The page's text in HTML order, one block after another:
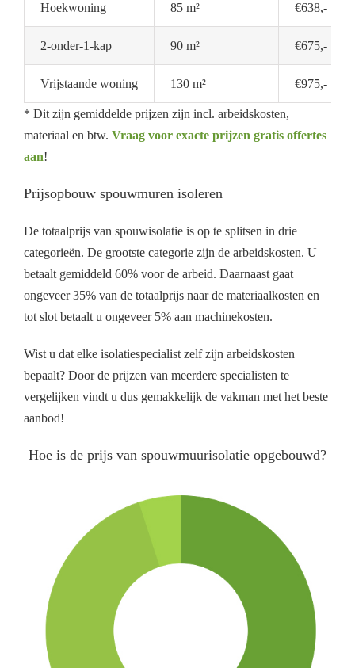
Hoekwoning 85 m² €638,-
2-onder-1-kap 90 m² €675,-
Vrijstaande woning 130 m² €975,-
* Dit zijn gemiddelde prijzen zijn incl. arbeidskosten,
materiaal en btw. Vraag voor exacte prijzen gratis offertes
aan!
Prijsopbouw spouwmuren isoleren
De totaalprijs van spouwisolatie is op te splitsen in drie
categorieën. De grootste categorie zijn de arbeidskosten. U
betaalt gemiddeld 60% voor de arbeid. Daarnaast gaat
ongeveer 35% van de totaalprijs naar de materiaalkosten en
tot slot betaalt u ongeveer 5% aan machinekosten.
Wist u dat elke isolatiespecialist zelf zijn arbeidskosten
bepaalt? Door de prijzen van meerdere specialisten te
vergelijken vindt u dus gemakkelijk de vakman met het beste
aanbod!
Hoe is de prijs van spouwmuurisolatie opgebouwd?